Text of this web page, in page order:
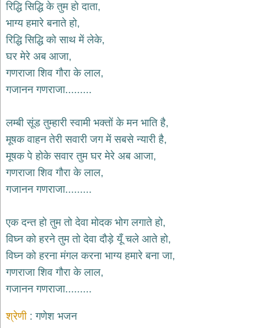
शिव
भजन
bhajans
हनुमान
भजन
bhajans
भजन
bhajans
जैन
भजन
jain
bhajans
भजन
durga
bhajans
भजन
ganesh
राम
रिद्धि सिद्धि के तुम हो दाता,
भाग्य हमारे बनाते हो,
रिद्धि सिद्धि को साथ में लेके,
घर मेरे अब आजा,
गणराजा शिव गौरा के लाल,
गजानन गणराजा.........
लम्बी सूंड तुम्हारी स्वामी भक्तों के मन भाति है,
मूषक वाहन तेरी सवारी जग में सबसे न्यारी है,
मूषक पे होके सवार तुम घर मेरे अब आजा,
गणराजा शिव गौरा के लाल,
गजानन गणराजा.........
एक दन्त हो तुम तो देवा मोदक भोग लगाते हो,
विघ्न को हरने तुम तो देवा दौड़े यूँ चले आते हो,
विघ्न को हरना मंगल करना भाग्य हमारे बना जा,
गणराजा शिव गौरा के लाल,
गजानन गणराजा.........
श्रेणी गणेश भजन